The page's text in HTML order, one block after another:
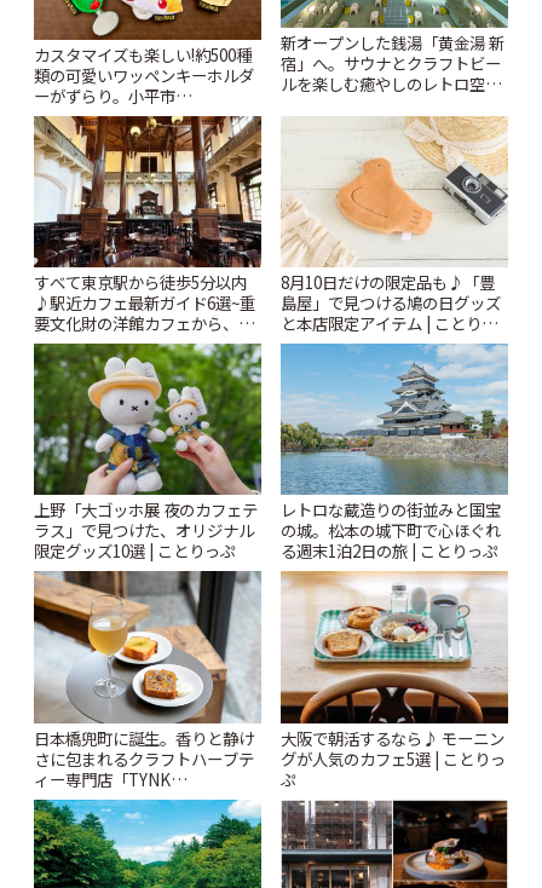
カスタマイズも楽しい!約500種
類の可愛いワッペンキーホルダ
ーがずらり。小平市
「Kimamaya T&K」 | ことりっ
ぷ
新オープンした銭湯「黄金湯 新
宿」へ。サウナとクラフトビー
ルを楽しむ癒やしのレトロ空間
すべて東京駅から徒歩5分以内
♪駅近カフェ最新ガイド6選~重
要文化財の洋館カフェから、改
札すぐのレトロ喫茶まで~ | こと
りっぷ
8月10日だけの限定品も♪「豊
島屋」で見つける鳩の日グッズ
と本店限定アイテム | ことりっ
ぷ
上野「大ゴッホ展 夜のカフェテ
ラス」で見つけた、オリジナル
限定グッズ10選 | ことりっぷ
レトロな蔵造りの街並みと国宝
の城。松本の城下町で心ほぐれ
る週末1泊2日の旅 | ことりっぷ
日本橋兜町に誕生。香りと静け
さに包まれるクラフトハーブテ
ィー専門店「TYNK
Kabutocho」 | ことりっぷ
大阪で朝活するなら♪ モーニン
グが人気のカフェ5選 | ことりっ
ぷ